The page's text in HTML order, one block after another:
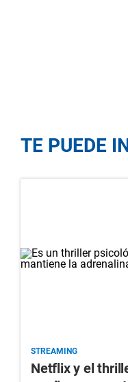
TE PUEDE
STREAMING
Netflix y el